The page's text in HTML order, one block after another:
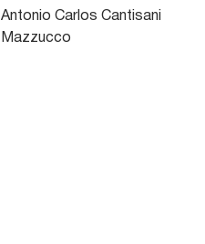
Antonio Carlos Cantisani
Mazzucco